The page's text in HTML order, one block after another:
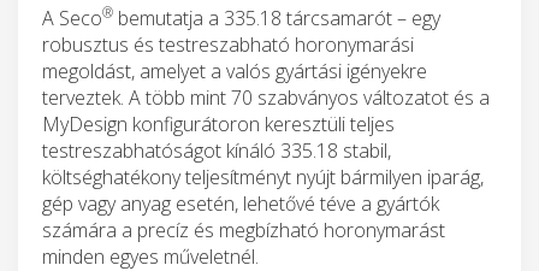
A Seco® bemutatja a 335.18 tárcsamarót – egy
robusztus és testreszabható horonymarási
megoldást, amelyet a valós gyártási igényekre
terveztek. A több mint 70 szabványos változatot és a
MyDesign konfigurátoron keresztüli teljes
testreszabhatóságot kínáló 335.18 stabil,
költséghatékony teljesítményt nyújt bármilyen iparág,
gép vagy anyag esetén, lehetővé téve a gyártók
számára a precíz és megbízható horonymarást
minden egyes műveletnél.